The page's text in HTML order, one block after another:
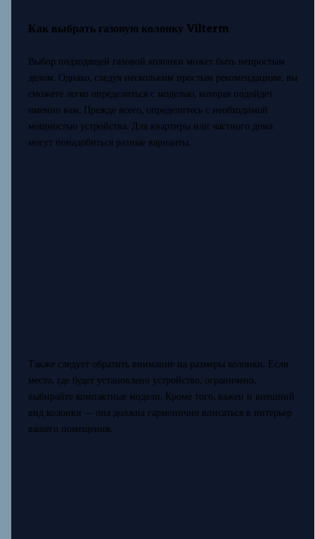
Как выбрать газовую колонку Vilterm
Выбор подходящей газовой колонки может быть непростым
делом. Однако, следуя нескольким простым рекомендациям, вы
сможете легко определиться с моделью, которая подойдет
именно вам. Прежде всего, определитесь с необходимой
мощностью устройства. Для квартиры или частного дома
могут понадобиться разные варианты.
Также следует обратить внимание на размеры колонки. Если
место, где будет установлено устройство, ограничено,
выбирайте компактные модели. Кроме того, важен и внешний
вид колонки — она должна гармонично вписаться в интерьер
вашего помещения.